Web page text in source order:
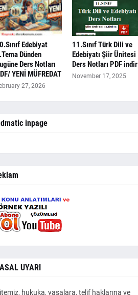
Edebiyat
Dünden
Ders Notları
YENİ MÜFREDAT
27, 2026
11.Sınıf Türk Dili ve
Edebiyatı Şiir Ünitesi
Ders Notları PDF indir
November 17, 2025
inpage
UYARI
hukuka, yasalara, telif haklarına ve